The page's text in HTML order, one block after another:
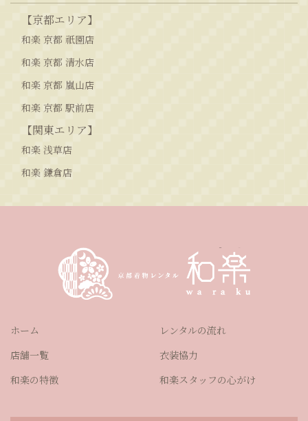
【京都エリア】
和楽 京都 祇園店
和楽 京都 清水店
和楽 京都 嵐山店
和楽 京都 駅前店
【関東エリア】
和楽 浅草店
和楽 鎌倉店
ホーム
店舗一覧
和楽の特徴
レンタルの流れ
衣装協力
和楽スタッフの心がけ